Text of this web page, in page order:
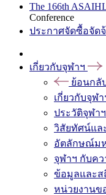
The 166th
Conference
ประกาศจัดซื้อจัด
เกี่ยวกับจุฬาฯ
ย้อนกลั
เกี่ยวกับจุฬา
ประวัติจุฬาฯ
วิสัยทัศน์แล
อัตลักษณ์ม
จุฬาฯ กับค
ข้อมูลและส
หน่วยงานข